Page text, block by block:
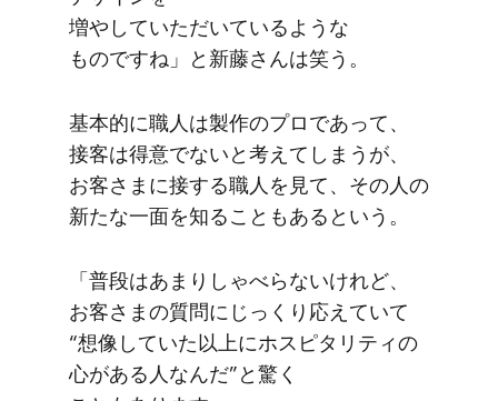
増やしていただいているような​
ものですね」と​新藤さんは笑う。
基本的に​職人は​製作の​プロであって、​
接客は​得意で​ないと​考えてしまうが、​
お客さまに​接する​職人を​見て、​その​人の​
新たな​一面を​知る​こともあると​いう。
「普段は​あまりしゃべらないけれど、​
お客さまの​質問に​じっくり応えていて​
“想像していた以上に​ホスピタリティの​
心が​ある​人なんだ”と​驚く​